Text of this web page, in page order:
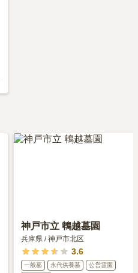
神戸市立 鵯越墓園
兵庫県 /神戸市北区
3.6
一般墓 永代供養墓
公営霊園